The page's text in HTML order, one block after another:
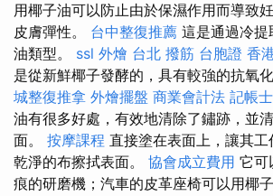
用椰子油可以防止由於保濕作用而導致
皮膚彈性。 台中整復推薦 這是通過冷提
油類型。 ssl 外燴 台北 撥筋 台胞證 香
是從新鮮椰子發酵的，具有較強的抗氧
城整復推拿 外燴擺盤 商業會計法 記帳士
油有很多好處，有效地清除了鏽跡，並
面。 按摩課程 直接塗在表面上，讓其
乾淨的布擦拭表面。 協會成立費用 它可
痕的研磨機；汽車的皮革座椅可以用椰